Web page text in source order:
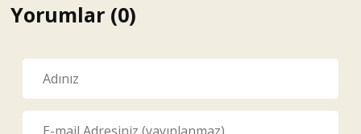
Yorumlar (0)